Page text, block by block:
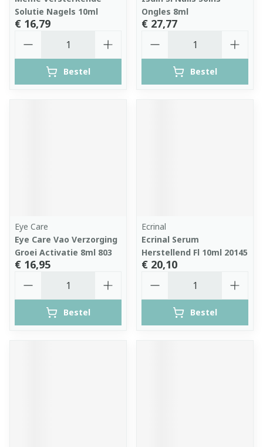
Solutie Nagels 10ml
€ 16,79
Bestel
Ongles 8ml
€ 27,77
Bestel
Eye Care
Eye Care Vao Verzorging
Groei Activatie 8ml 803
€ 16,95
Bestel
Ecrinal
Ecrinal Serum
Herstellend Fl 10ml 20145
€ 20,10
Bestel